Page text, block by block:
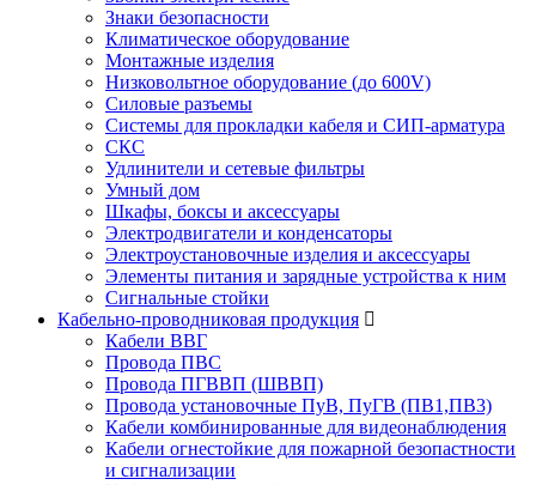
Знаки безопасности
Климатическое оборудование
Монтажные изделия
Низковольтное оборудование (до 600V)
Силовые разъемы
Системы для прокладки кабеля и СИП-арматура
СКС
Удлинители и сетевые фильтры
Умный дом
Шкафы, боксы и аксессуары
Электродвигатели и конденсаторы
Электроустановочные изделия и аксессуары
Элементы питания и зарядные устройства к ним
Сигнальные стойки
Кабельно-проводниковая продукция
Кабели ВВГ
Провода ПВС
Провода ПГВВП (ШВВП)
Провода установочные ПуВ, ПуГВ (ПВ1,ПВ3)
Кабели комбинированные для видеонаблюдения
Кабели огнестойкие для пожарной безопастности
и сигнализации